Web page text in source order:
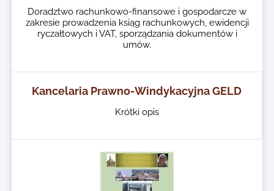
Doradztwo rachunkowo-finansowe i gospodarcze w
zakresie prowadzenia ksiąg rachunkowych, ewidencji
ryczałtowych i VAT, sporządzania dokumentów i
umów.
Kancelaria Prawno-Windykacyjna GELD
Krótki opis